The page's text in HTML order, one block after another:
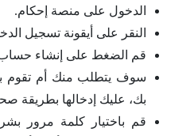
الدخول على منصة إحكام.
النقر على أيقونة تسجيل
قم الضغط على إنشاء
سوف يتطلب منك أم تقوم
بك، عليك إدخالها بطريقة
قم باختيار كلمة مرور